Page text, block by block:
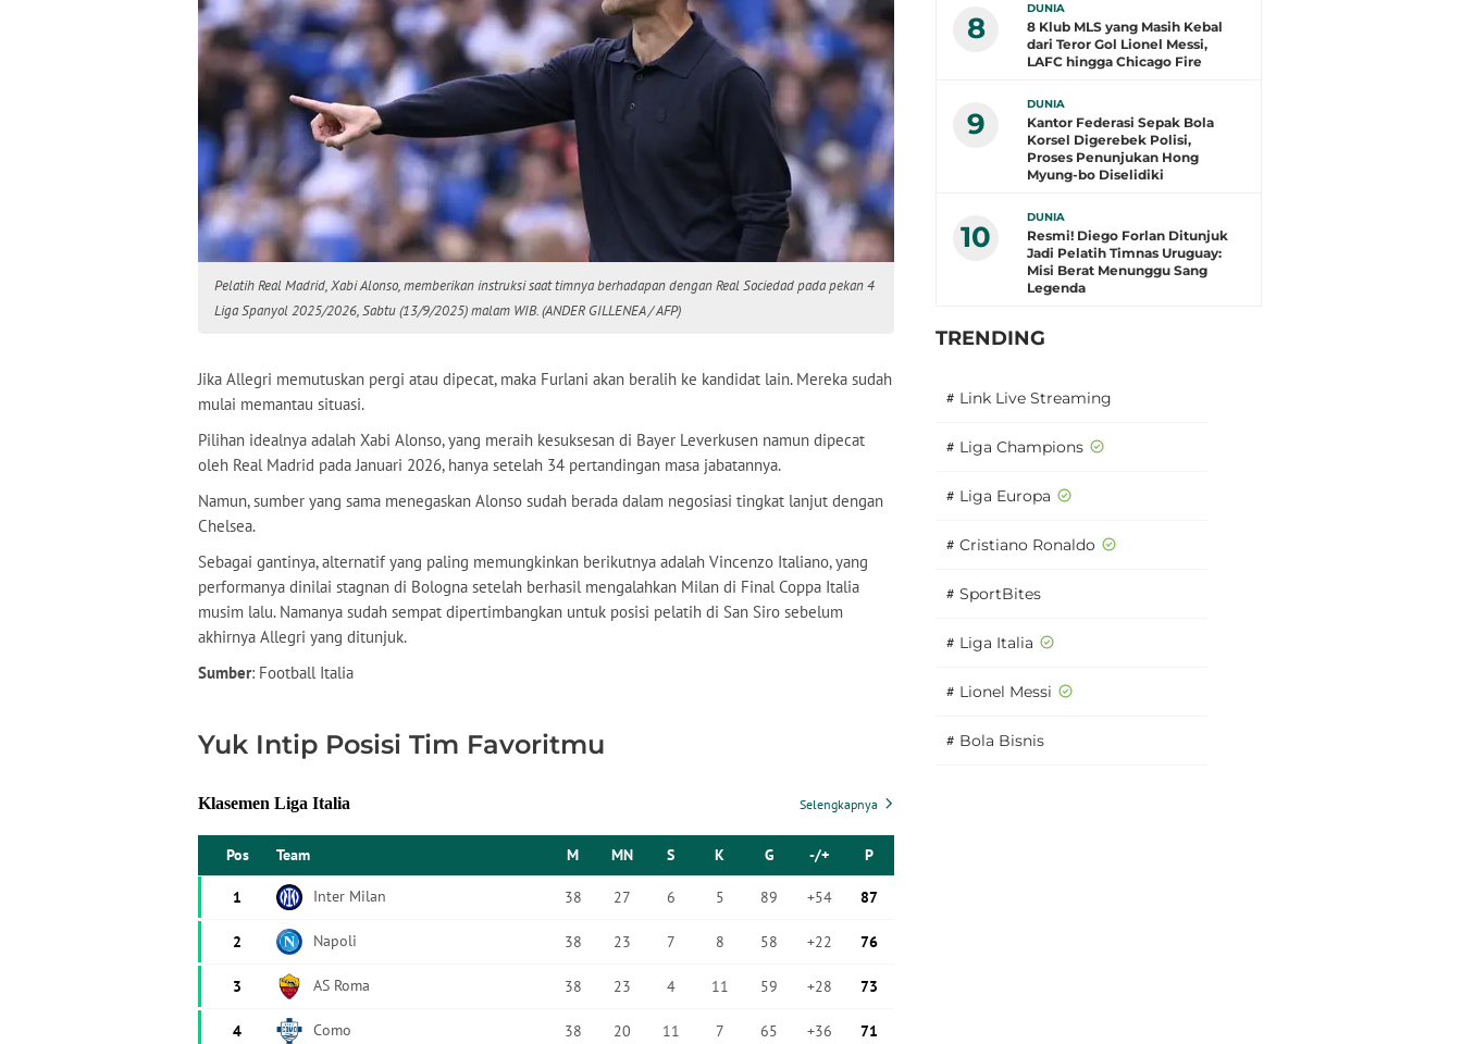
Pelatih Real Madrid, Xabi Alonso, memberikan instruksi saat timnya berhadapan dengan Real Sociedad pada pekan 4
Liga Spanyol 2025/2026, Sabtu (13/9/2025) malam WIB. (ANDER GILLENEA / AFP)
Jika Allegri memutuskan pergi atau dipecat, maka Furlani akan beralih ke kandidat lain. Mereka sudah
mulai memantau situasi.
Pilihan idealnya adalah Xabi Alonso, yang meraih kesuksesan di Bayer Leverkusen namun dipecat
oleh Real Madrid pada Januari 2026, hanya setelah 34 pertandingan masa jabatannya.
Namun, sumber yang sama menegaskan Alonso sudah berada dalam negosiasi tingkat lanjut dengan
Chelsea.
Sebagai gantinya, alternatif yang paling memungkinkan berikutnya adalah Vincenzo Italiano, yang
performanya dinilai stagnan di Bologna setelah berhasil mengalahkan Milan di Final Coppa Italia
musim lalu. Namanya sudah sempat dipertimbangkan untuk posisi pelatih di San Siro sebelum
akhirnya Allegri yang ditunjuk.
Sumber: Football Italia
Yuk Intip Posisi Tim Favoritmu
8
DUNIA
8 Klub MLS yang Masih Kebal
dari Teror Gol Lionel Messi,
LAFC hingga Chicago Fire
9
DUNIA
Kantor Federasi Sepak Bola
Korsel Digerebek Polisi,
Proses Penunjukan Hong
Myung-bo Diselidiki
10
DUNIA
Resmi! Diego Forlan Ditunjuk
Jadi Pelatih Timnas Uruguay:
Misi Berat Menunggu Sang
Legenda
TRENDING
# Link Live Streaming
# Liga Champions
# Liga Europa
# Cristiano Ronaldo
# SportBites
# Liga Italia
# Lionel Messi
# Bola Bisnis